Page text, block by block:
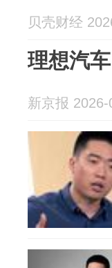
贝壳财经
理想汽
新京报 2026-